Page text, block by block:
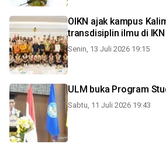
OIKN ajak kampus
transdisiplin ilmu di IKN
Senin, 13 Juli 2026 19:15
ULM buka Program
Sabtu, 11 Juli 2026 19:43